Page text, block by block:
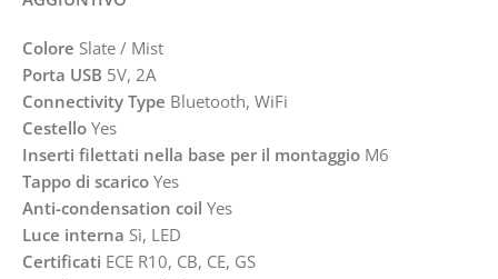
Colore Slate / Mist
Porta USB 5V, 2A
Connectivity Type Bluetooth, WiFi
Cestello Yes
Inserti filettati nella base per il montaggio M6
Tappo di scarico Yes
Anti-condensation coil Yes
Luce interna Sì, LED
Certificati ECE R10, CB, CE, GS